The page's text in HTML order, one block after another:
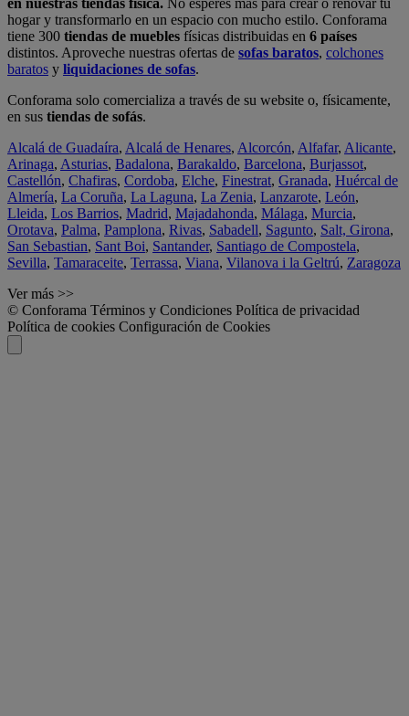
hogar y transformarlo en un espacio con mucho estilo. Conforama
tiene 300 tiendas de muebles físicas distribuidas en 6 países
distintos. Aproveche nuestras ofertas de sofas baratos, colchones
baratos y liquidaciones de sofas.
Conforama solo comercializa a través de su website o, físicamente,
en sus tiendas de sofás.
Alcalá de Guadaíra, Alcalá de Henares, Alcorcón, Alfafar, Alicante,
Arinaga, Asturias, Badalona, Barakaldo, Barcelona, Burjassot,
Castellón, Chafiras, Cordoba, Elche, Finestrat, Granada, Huércal de
Almería, La Coruña, La Laguna, La Zenia, Lanzarote, León,
Lleida, Los Barrios, Madrid, Majadahonda, Málaga, Murcia,
Orotava, Palma, Pamplona, Rivas, Sabadell, Sagunto, Salt, Girona,
San Sebastian, Sant Boi, Santander, Santiago de Compostela,
Sevilla, Tamaraceite, Terrassa, Viana, Vilanova i la Geltrú, Zaragoza
Ver más >>
© Conforama Términos y Condiciones Política de privacidad
Política de cookies Configuración de Cookies